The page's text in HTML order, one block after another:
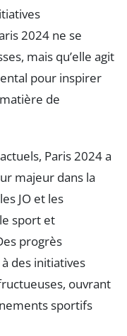
2024 ne se
mais qu’elle agit
pour inspirer
de
Paris 2024 a
majeur dans la
JO et les
sport et
progrès
des initiatives
ouvrant
sportifs